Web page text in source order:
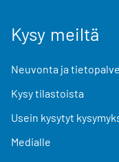
Kysy meiltä
Neuvonta ja
Kysy tilastoista
Usein kysytyt
Medialle